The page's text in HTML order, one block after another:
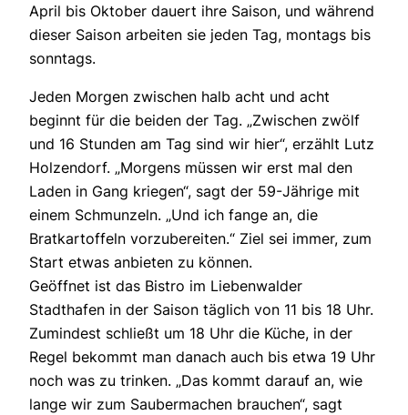
April bis Oktober dauert ihre Saison, und während
dieser Saison arbeiten sie jeden Tag, montags bis
sonntags.
Jeden Morgen zwischen halb acht und acht
beginnt für die beiden der Tag. „Zwischen zwölf
und 16 Stunden am Tag sind wir hier“, erzählt Lutz
Holzendorf. „Morgens müssen wir erst mal den
Laden in Gang kriegen“, sagt der 59-Jährige mit
einem Schmunzeln. „Und ich fange an, die
Bratkartoffeln vorzubereiten.“ Ziel sei immer, zum
Start etwas anbieten zu können.
Geöffnet ist das Bistro im Liebenwalder
Stadthafen in der Saison täglich von 11 bis 18 Uhr.
Zumindest schließt um 18 Uhr die Küche, in der
Regel bekommt man danach auch bis etwa 19 Uhr
noch was zu trinken. „Das kommt darauf an, wie
lange wir zum Saubermachen brauchen“, sagt